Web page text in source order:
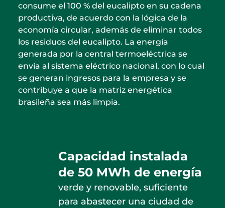
consume el 100 % del eucalipto en su cadena
productiva, de acuerdo con la lógica de la
economía circular, además de eliminar todos
los residuos del eucalipto. La energía
generada por la central termoeléctrica se
envía al sistema eléctrico nacional, con lo cual
se generan ingresos para la empresa y se
contribuye a que la matriz energética
brasileña sea más limpia.
Capacidad instalada
de 50 MWh de energía
verde y renovable, suficiente
para abastecer una ciudad de